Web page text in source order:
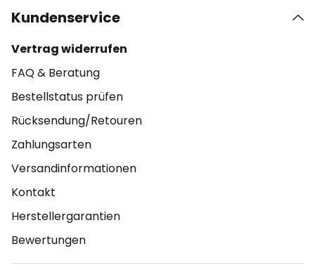
Kundenservice
Vertrag widerrufen
FAQ & Beratung
Bestellstatus prüfen
Rücksendung/Retouren
Zahlungsarten
Versandinformationen
Kontakt
Herstellergarantien
Bewertungen